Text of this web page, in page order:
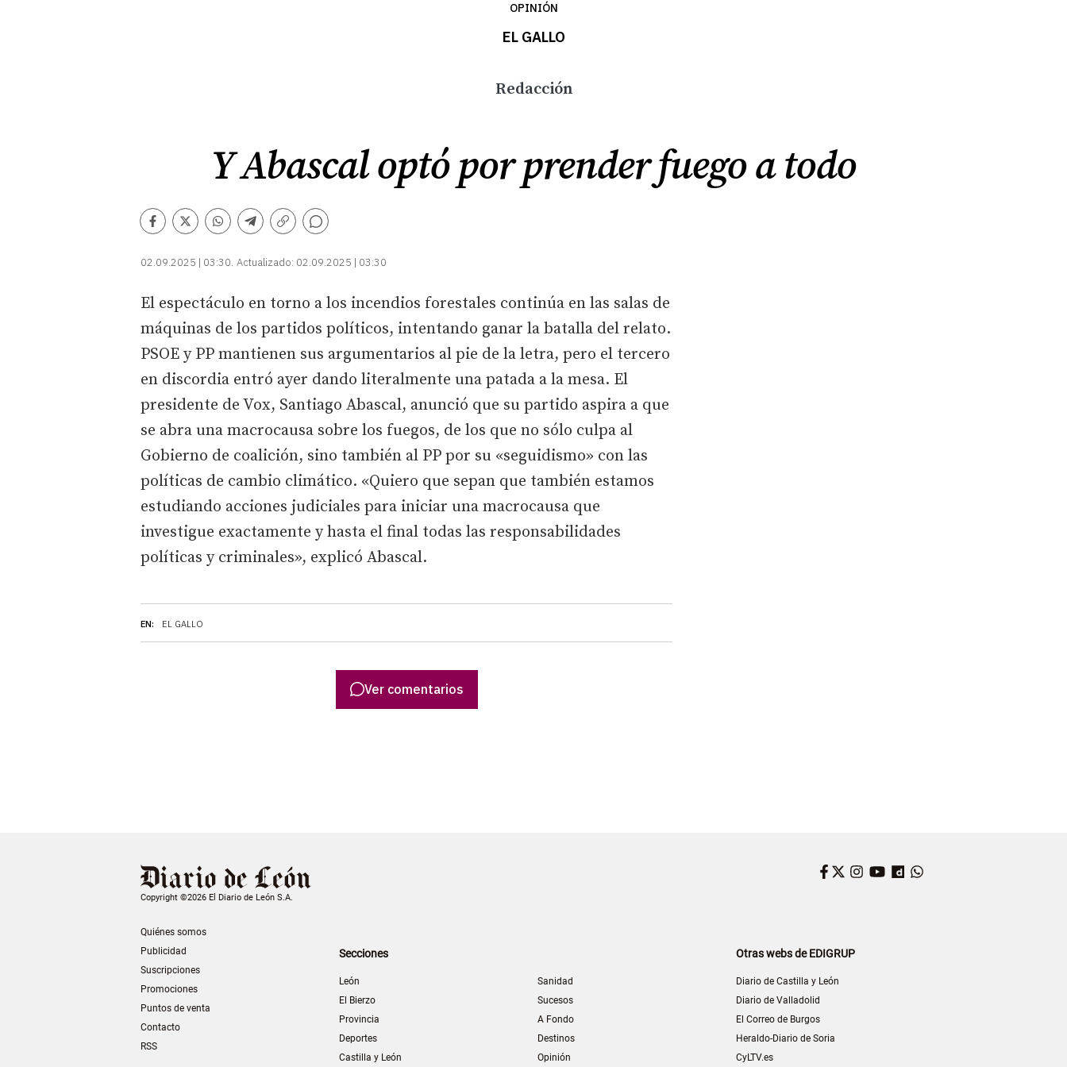
OPINIÓN
EL GALLO
Redacción
Y Abascal optó por prender fuego a todo
Facebook
TwitterWhatsapp
Telegram
Copiar
Comentarios
02.09.2025 | 03:30 Actualizado: 02.09.2025 | 03:30
EN: EL GALLO
El espectáculo en torno a los incendios forestales continúa en las salas de
máquinas de los partidos políticos, intentando ganar la batalla del relato.
PSOE y PP mantienen sus argumentarios al pie de la letra, pero el tercero
en discordia entró ayer dando literalmente una patada a la mesa. El
presidente de Vox, Santiago Abascal, anunció que su partido aspira a que
se abra una macrocausa sobre los fuegos, de los que no sólo culpa al
Gobierno de coalición, sino también al PP por su «seguidismo» con las
políticas de cambio climático. «Quiero que sepan que también estamos
estudiando acciones judiciales para iniciar una macrocausa que
investigue exactamente y hasta el final todas las responsabilidades
políticas y criminales», explicó Abascal.
Ver comentarios
Copyright ©2026 El Diario de León S.A.
Quiénes somos
Publicidad
Suscripciones
Promociones
Puntos de venta
Contacto
RSS
Facebook
Twitter
Instagram
YouTube
Dailymotion
Secciones
León
El Bierzo
Provincia
Deportes
Castilla y León
Sanidad
Sucesos
A Fondo
Destinos
Opinión
Otras webs de EDIGRUP
Diario de Castilla y León
Diario de Valladolid
El Correo de Burgos
Heraldo-Diario de Soria
CyLTV.es